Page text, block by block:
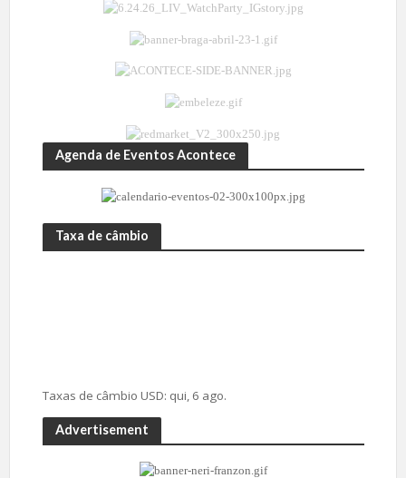
Agenda de Eventos Acontece
Taxa de câmbio
Taxas de câmbio USD: qui, 6 ago.
Advertisement